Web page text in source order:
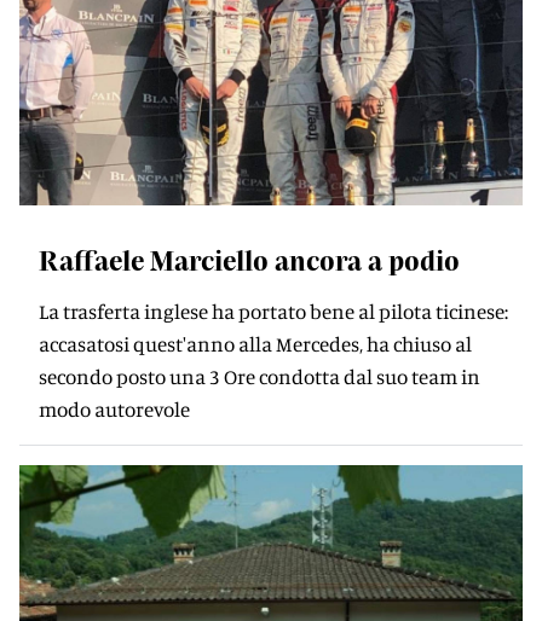
Raffaele Marciello ancora a podio
La trasferta inglese ha portato bene al pilota ticinese:
accasatosi quest'anno alla Mercedes, ha chiuso al
secondo posto una 3 Ore condotta dal suo team in
modo autorevole